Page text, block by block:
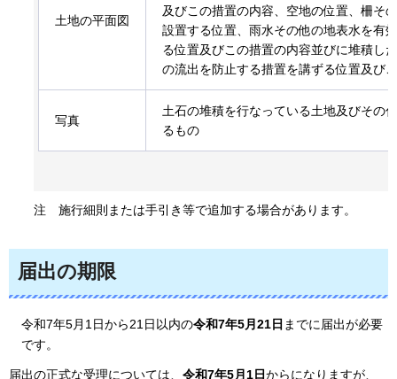
土地の平面図
及びこの措置の内容、空地の位置、柵そ
設置する位置、雨水その他の地表水を有
る位置及びこの措置の内容並びに堆積し
の流出を防止する措置を講ずる位置及び
写真
土石の堆積を行なっている土地及びその
るもの
注 施行細則または手引き等で追加する場合があります。
届出の期限
令和7年5月1日から21日以内の令和7年5月21日 までに届出が必要
です。
届出の正式な受理については、 令和7年5月1日からになりますが、